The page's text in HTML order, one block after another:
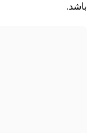
باشد.